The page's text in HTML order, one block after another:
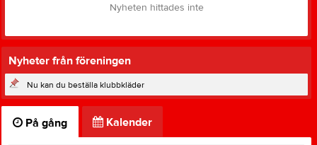
Nyheten hittades inte
Nyheter från föreningen
Nu kan du beställa klubbkläder
På gång Kalender